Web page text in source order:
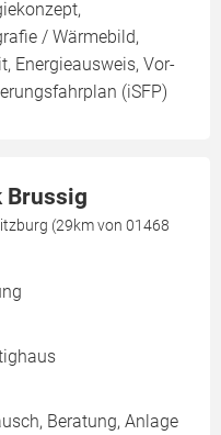
/ Wärmebild,
Energieausweis, Vor-
(iSFP)
Brussig
(29km von 01468
Beratung, Anlage